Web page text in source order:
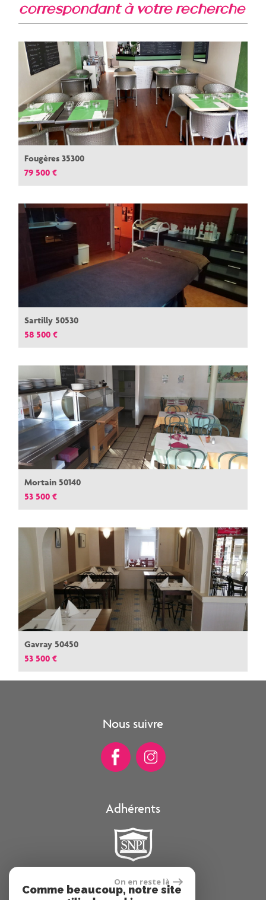
correspondant à votre recherche
Fougères 35300
79 500 €
Sartilly 50530
58 500 €
Mortain 50140
53 500 €
Gavray 50450
53 500 €
Nous suivre
Adhérents
Se connecter
On en reste là
Comme beaucoup, notre site